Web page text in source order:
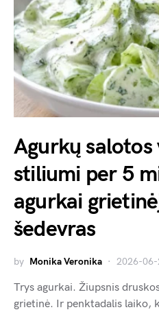
Agurkų salotos
stiliumi per 5
agurkai
šedevras
by Monika Veronika 2026-
Trys agurkai. Žiupsnis
grietinė. Ir penktadalis laiko,